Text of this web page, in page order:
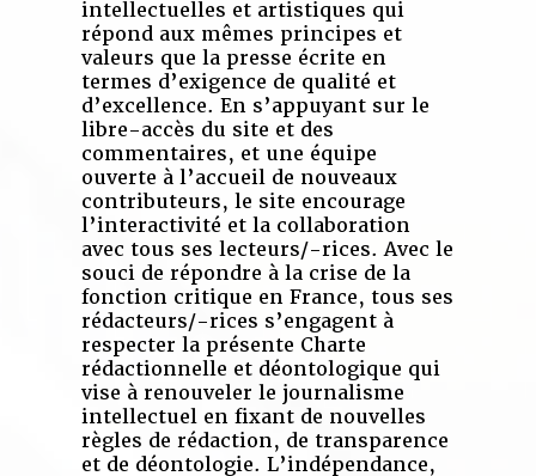
intellectuelles et artistiques qui
répond aux mêmes principes et
valeurs que la presse écrite en
termes d’exigence de qualité et
d’excellence. En s’appuyant sur le
libre-accès du site et des
commentaires, et une équipe
ouverte à l’accueil de nouveaux
contributeurs, le site encourage
l’interactivité et la collaboration
avec tous ses lecteurs/-rices. Avec le
souci de répondre à la crise de la
fonction critique en France, tous ses
rédacteurs/-rices s’engagent à
respecter la présente Charte
rédactionnelle et déontologique qui
vise à renouveler le journalisme
intellectuel en fixant de nouvelles
règles de rédaction, de transparence
et de déontologie. L’indépendance,